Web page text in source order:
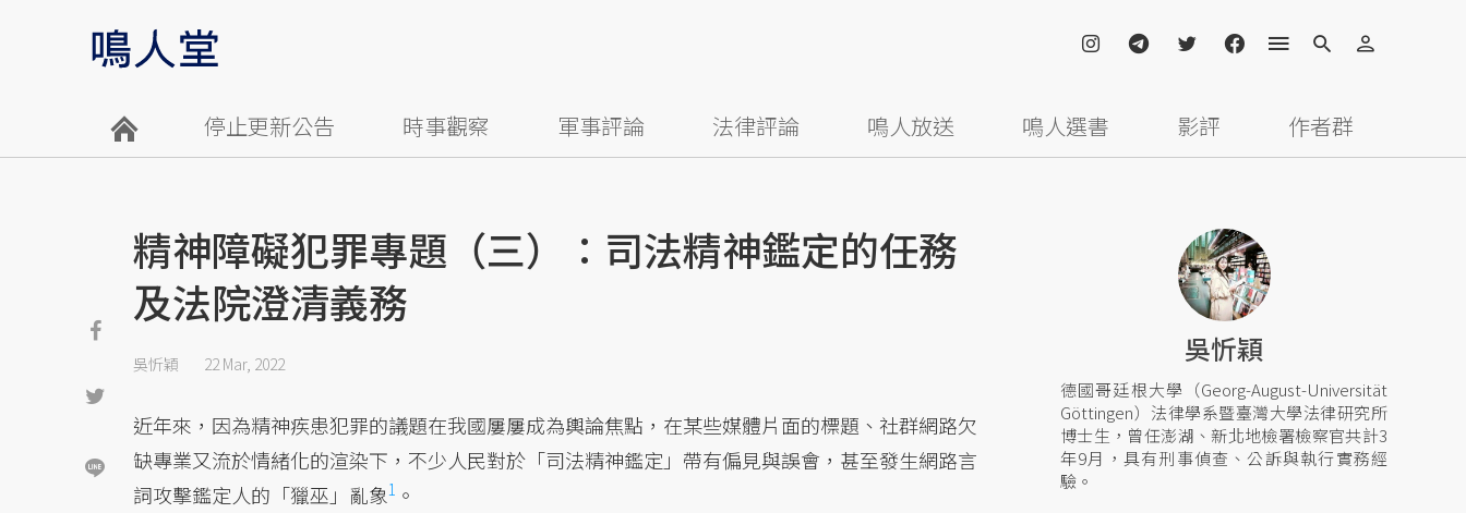
停止更新公告 時事觀察 軍事評論 法律評論 鳴人放送 鳴人選書 影評 作者群
精神障礙犯罪專題（三）：司法精神鑑定的任務
及法院澄清義務
吳忻穎 22 Mar, 2022
近年來，因為精神疾患犯罪的議題在我國屢屢成為輿論焦點，在某些媒體片面的標題、社群網路欠
缺專業又流於情緒化的渲染下，不少人民對於「司法精神鑑定」帶有偏見與誤會，甚至發生網路言
詞攻擊鑑定人的「獵巫」 亂象1 。
吳忻穎
德國哥廷根大學（Georg-August-Universität
Göttingen）法律學系暨臺灣大學法律研究所
博士生，曾任澎湖、新北地檢署檢察官共計3
年9月，具有刑事偵查、公訴與執行實務經
驗。